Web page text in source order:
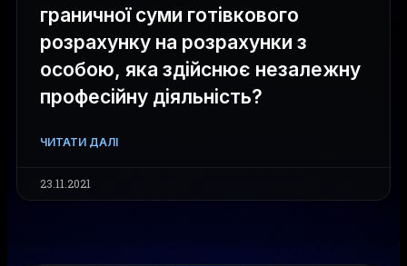
граничної суми готівкового
розрахунку на розрахунки з
особою, яка здійснює незалежну
професійну діяльність?
ЧИТАТИ ДАЛІ
23.11.2021